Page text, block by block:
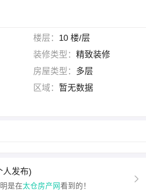
楼层： 10 楼/层
装修类型： 精致装修
房屋类型： 多层
区域： 暂无数据
人发布)
是在太仓房产网看到的！